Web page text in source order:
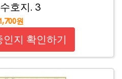
호지. 3
원
지 확인하기